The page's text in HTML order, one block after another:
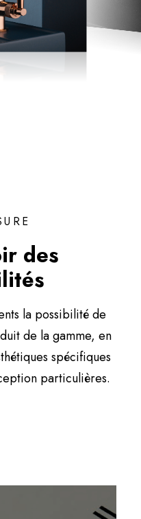
des
la possibilité de
de la gamme, en
spécifiques
particulières.